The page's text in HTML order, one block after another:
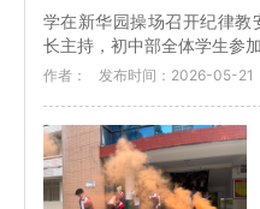
学在新华园操场召开纪律教
长主持，初中部全体学生参
作者： 发布时间：2026-05-21